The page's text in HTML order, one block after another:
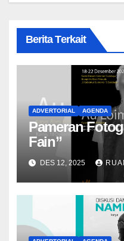
Berita Terkait
ADVERTORIAL AGENDA
Pameran
Fain”
DES 12, 2025